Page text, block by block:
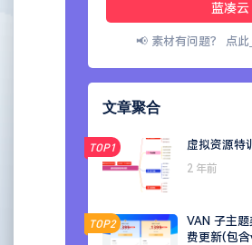
蓝凑云
📢 素材有问题？ 点此
文章聚合
TOP1 虚拟资源特
2 年前
TOP2
VAN 子主
费更新(包含